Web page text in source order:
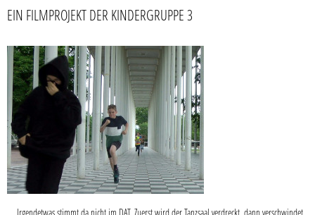
EIN FILMPROJEKT DER KINDERGRUPPE 3
Irgendetwas stimmt da nicht im DAT. Zuerst wird der Tanzsaal verdreckt, dann verschwindet